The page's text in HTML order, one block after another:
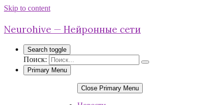
Skip to content
Neurohive — Нейронные сети
Search toggle
Поиск:
Primary Menu
Close Primary Menu